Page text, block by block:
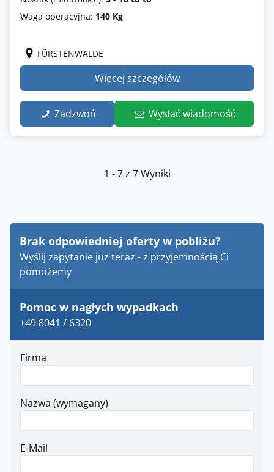
Waga operacyjna: 140 Kg
FÜRSTENWALDE
Więcej szczegółów
Zadzwoń Wysłać wiadomość
1 - 7 z 7 Wyniki
Brak odpowiedniej oferty w pobliżu?
Wyślij zapytanie już teraz - z przyjemnością Ci
pomożemy
Pomoc w nagłych wypadkach
+49 8041 / 6320
Firma
Nazwa (wymagany)
E-Mail